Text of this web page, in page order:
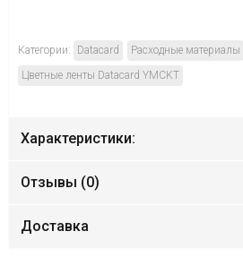
Категории: Datacard
Расходные материалы
Цветные ленты Datacard YMCKT
Характеристики:
Отзывы (0)
Доставка